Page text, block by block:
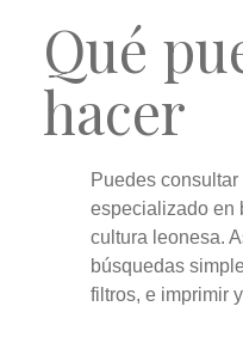
Qué
hacer
Puedesconsultar
especializado en
cultura leonesa.
búsquedas
filtros, e imprimir